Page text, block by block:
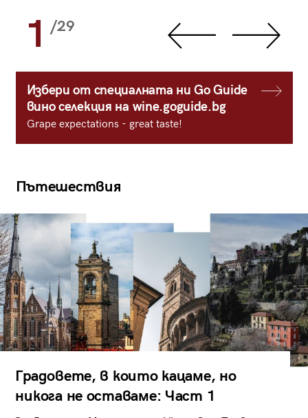
1 /29
Избери от специалната ни Go Guide
вино селекция на wine.goguide.bg
Grape expectations - great taste!
Пътешествия
Градовете, в които кацаме, но
никога не оставаме: Част 1